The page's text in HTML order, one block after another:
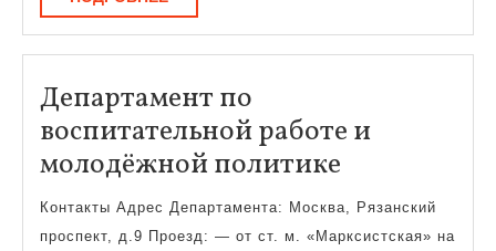
Департамент по
воспитательной работе и
молодёжной политике
по
Контакты Адрес Департамента: Москва, Рязанский
проспект, д.9 Проезд: — от ст. м. «Марксистская» на